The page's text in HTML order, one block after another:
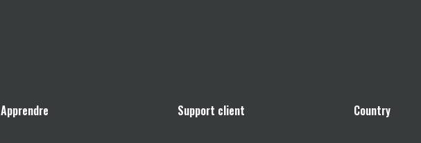
Apprendre Support client Country